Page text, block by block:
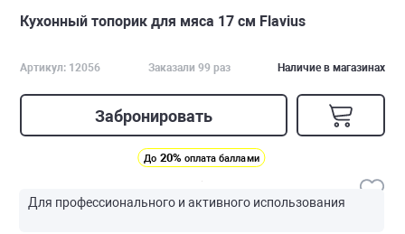
Кухонный топорик для мяса 17 см Flavius
Артикул: 12056 Заказали 99 раз Наличие в магазинах
Забронировать
До 20% оплата баллами
Для профессионального и активного использования